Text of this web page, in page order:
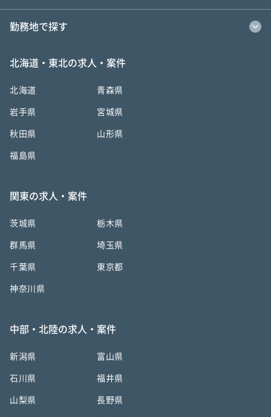
勤務地で探す
北海道・東北の求人・案件
北海道 青森県
岩手県 宮城県
秋田県 山形県
福島県
関東の求人・案件
茨城県 栃木県
群馬県 埼玉県
千葉県 東京都
神奈川県
中部・北陸の求人・案件
新潟県 富山県
石川県 福井県
山梨県 長野県